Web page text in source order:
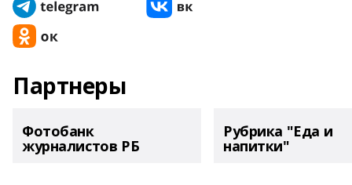
Партнеры
Фотобанк
журналистов РБ
Рубрика "Еда и
напитки"